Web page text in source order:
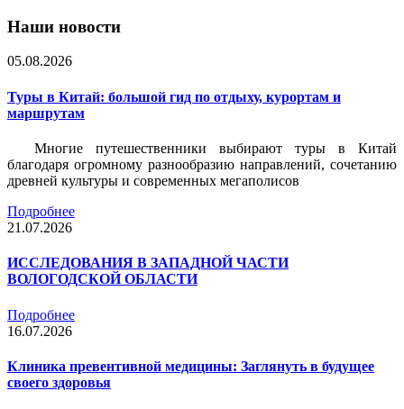
Наши новости
05.08.2026
Туры в Китай: большой гид по отдыху, курортам и
маршрутам
Многие путешественники выбирают туры в Китай
благодаря огромному разнообразию направлений, сочетанию
древней культуры и современных мегаполисов
Подробнее
21.07.2026
ИССЛЕДОВАНИЯ В ЗАПАДНОЙ ЧАСТИ
ВОЛОГОДСКОЙ ОБЛАСТИ
Подробнее
16.07.2026
Клиника превентивной медицины: Заглянуть в будущее
своего здоровья